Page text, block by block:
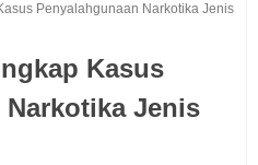
Penyalahgunaan Narkotika Jenis
Kasus
Jenis